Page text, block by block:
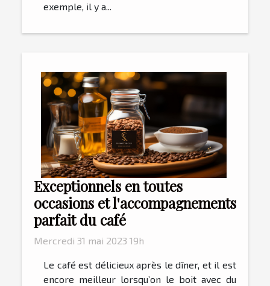
exemple, il y a...
Exceptionnels en toutes
occasions et l'accompagnements
parfait du café
Mercredi 31 mai 2023 19h
Le café est délicieux après le dîner, et il est
encore meilleur lorsqu’on le boit avec du